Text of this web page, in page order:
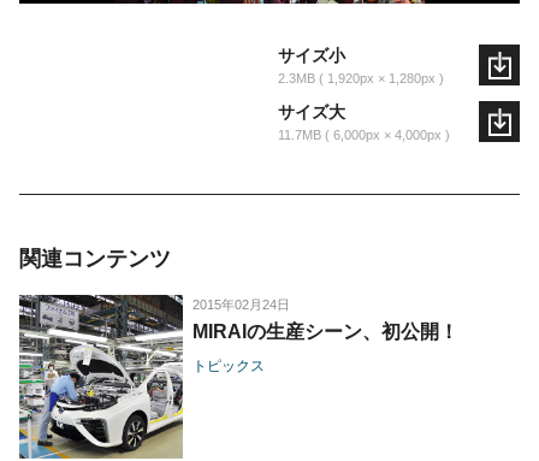
サイズ小
2.3MB 1,920px × 1,280px
サイズ大
11.7MB 6,000px × 4,000px
関連コンテンツ
2015年02月24日
MIRAIの生産シーン、初公開！
トピックス